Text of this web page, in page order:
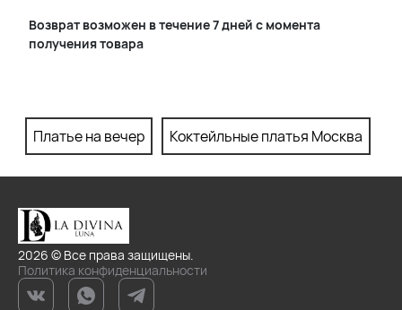
Возврат возможен в течение 7 дней с момента
получения товара
Платье на вечер Коктейльные платья Москва
2026 © Все права защищены.
Политика конфиденциальности